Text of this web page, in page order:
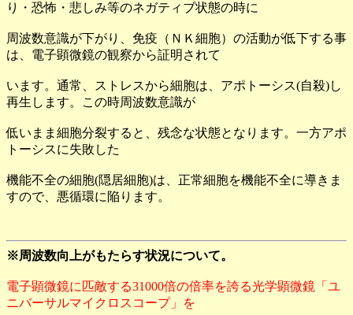
り・恐怖・悲しみ等のネガティブ状態の時に
周波数意識が下がり、免疫（ＮＫ細胞）の活動が低下する事
は、電子顕微鏡の観察から証明されて
います。通常、ストレスから細胞は、アポトーシス(自殺)し
再生します。この時周波数意識が
低いまま細胞分裂すると、残念な状態となります。一方アポ
トーシスに失敗した
機能不全の細胞(隠居細胞)は、正常細胞を機能不全に導きま
すので、悪循環に陥ります。
※周波数向上がもたらす状況について。
電子顕微鏡に匹敵する31000倍の倍率を誇る光学顕微鏡「ユ
ニバーサルマイクロスコープ」を